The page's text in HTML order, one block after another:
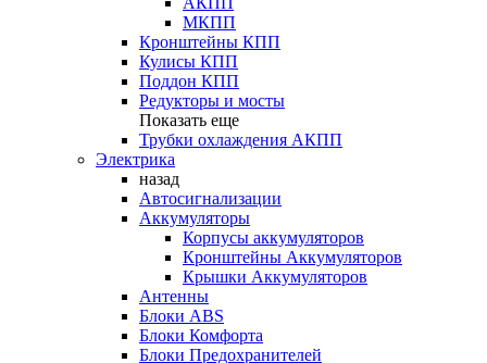
МКПП
Кронштейны КПП
Кулисы КПП
Поддон КПП
Редукторы и мосты
Показать еще
Трубки охлаждения АКПП
Электрика
назад
Автосигнализации
Аккумуляторы
Корпусы аккумуляторов
Кронштейны Аккумуляторов
Крышки Аккумуляторов
Антенны
Блоки ABS
Блоки Комфорта
Блоки Предохранителей